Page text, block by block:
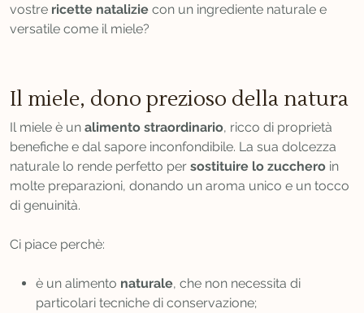
vostre ricette natalizie con un ingrediente naturale e
versatile come il miele?
Il miele, dono prezioso della natura
Il miele è un alimento straordinario, ricco di proprietà
benefiche e dal sapore inconfondibile. La sua dolcezza
naturale lo rende perfetto per sostituire lo zucchero in
molte preparazioni, donando un aroma unico e un tocco
di genuinità.
Ci piace perchè:
è un alimento naturale, che non necessita di
particolari tecniche di conservazione;